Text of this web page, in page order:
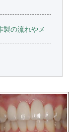
製の流れやメ